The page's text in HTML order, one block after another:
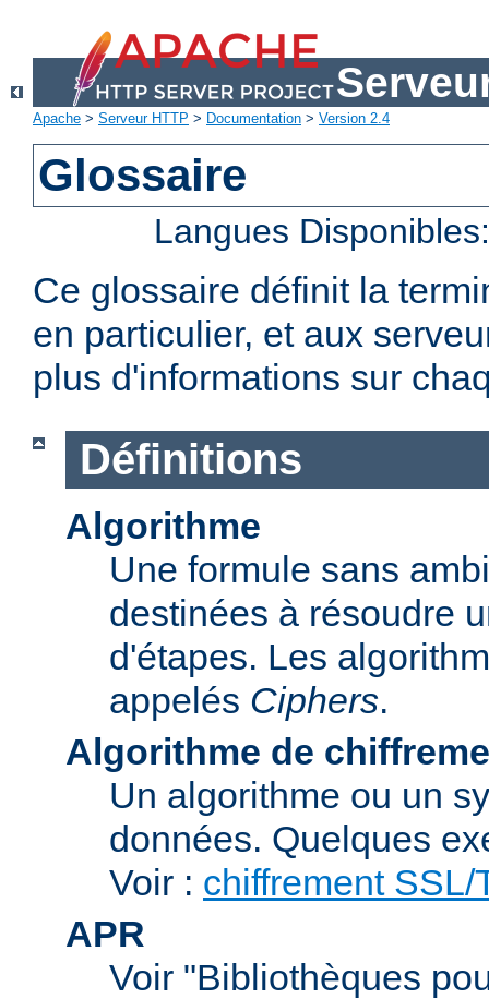
Apache > Serveur HTTP > Documentation > Version 2.4
Glossaire
Langues
Ce glossaire définit la
en particulier, et aux
plus d'informations sur
Définitions
Algorithme
Une formule sans
destinées à résoudre
d'étapes. Les
appelés Ciphers.
Algorithme de
Un algorithme ou un
données. Quelques
Voir : chiffrement SSL/
APR
Voir "Bibliothèques